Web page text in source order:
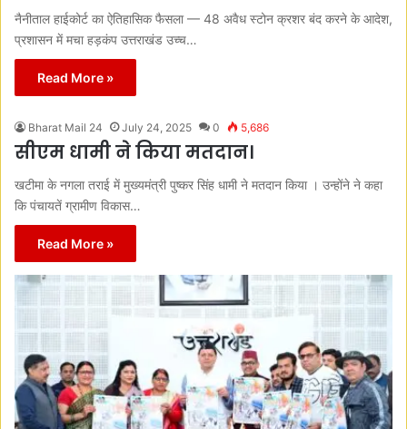
नैनीताल हाईकोर्ट का ऐतिहासिक फैसला — 48 अवैध स्टोन क्रशर बंद करने के आदेश,
प्रशासन में मचा हड़कंप उत्तराखंड उच्च…
Read More »
Bharat Mail 24 July 24, 2025 0 5,686
सीएम धामी ने किया मतदान।
खटीमा के नगला तराई में मुख्यमंत्री पुष्कर सिंह धामी ने मतदान किया । उन्होंने ने कहा
कि पंचायतें ग्रामीण विकास…
Read More »